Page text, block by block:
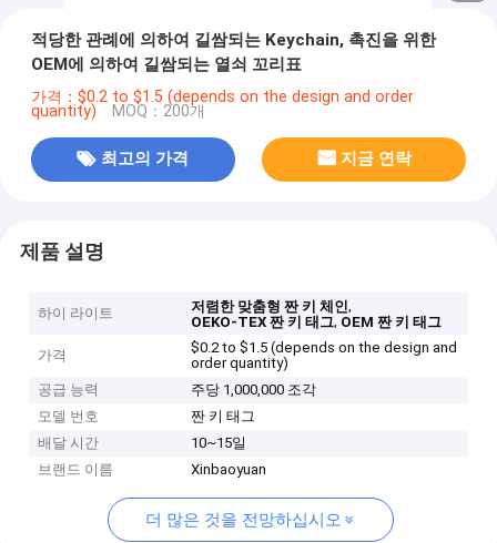
적당한 관례에 의하여 길쌈되는 Keychain, 촉진을 위한
OEM에 의하여 길쌈되는 열쇠 꼬리표
가격：$0.2 to $1.5 (depends on the design and order
quantity) MOQ：200개
최고의 가격 지금 연락
제품 설명
하이 라이트 저렴한 맞춤형 짠 키 체인,
OEKO-TEX 짠 키 태그, OEM 짠 키 태그
가격
$0.2 to $1.5 (depends on the design and
order quantity)
공급 능력
주당 1,000,000 조각
모델 번호
짠 키 태그
배달 시간
10~15일
브랜드 이름
Xinbaoyuan
더 많은 것을 전망하십시오